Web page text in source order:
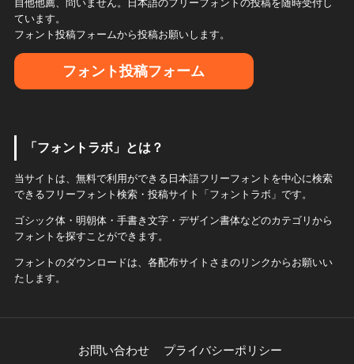
自他他薦、問いません。日本語のフリーフォントの投稿を随時受付し
ています。
フォント投稿フォームから投稿お願いします。
フォント投稿フォーム
「フォントラボ」とは？
当サイトは、無料で利用ができる日本語フリーフォントを中心に検索
できるフリーフォント検索・投稿サイト「フォントラボ」です。
ゴシック体・明朝体・手書き文字・デザイン書体などのカテゴリから
フォントを探すことができます。
フォントのダウンロードは、各配布サイトさまのリンクからお願いい
たします。
お問い合わせ プライバシーポリシー